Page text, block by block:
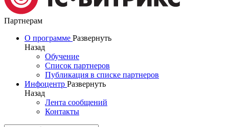
Партнерам
О программе Развернуть
Назад
Обучение
Список партнеров
Публикация в списке партнеров
Инфоцентр Развернуть
Назад
Лента сообщений
Контакты